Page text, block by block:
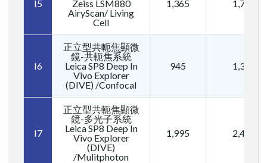
I5
Zeiss LSM880
AiryScan/ Living
Cell
1,365 1,785
I6
正立型共軛焦顯微
鏡-共軛焦系統
Leica SP8 Deep In
Vivo Explorer
(DIVE) /Confocal
945 1,365
I7
正立型共軛焦顯微
鏡-多光子系統
Leica SP8 Deep In
Vivo Explorer
(DIVE)
/Mulitphoton
1,995 2,415